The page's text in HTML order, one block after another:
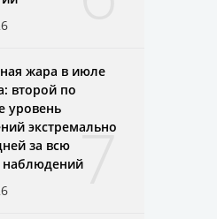
7
жара в июле
второй по
уровень
экстремально
за всю
наблюдений